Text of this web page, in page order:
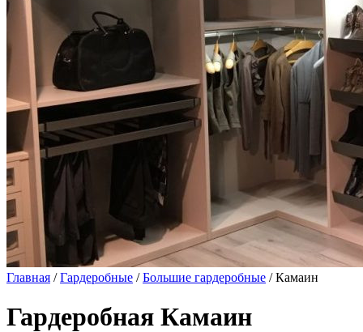
Главная /Гардеробные /Большие гардеробные / Камаин
Гардеробная Камаин